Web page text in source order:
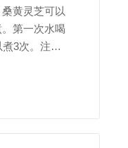
黄灵芝可以
第一次水喝
煮3次。注…